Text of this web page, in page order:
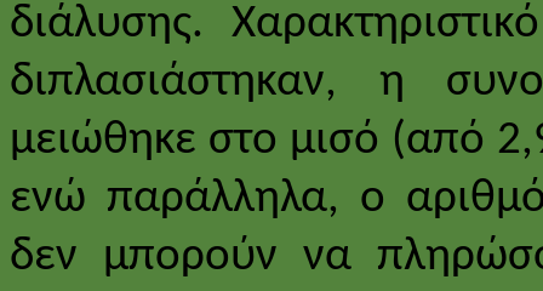
διάλυσης.
διπλασιάστηκαν, η
μειώθηκε στο μισό (από
ενώ παράλληλα, ο
δεν μπορούν να